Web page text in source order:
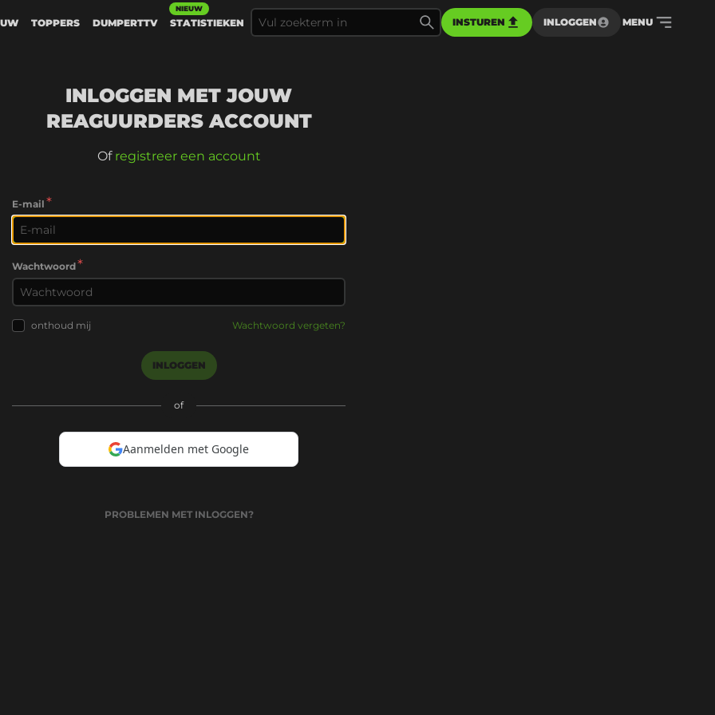
TOPPERS DUMPERTTV STATISTIEKEN
NIEUW
INSTUREN INLOGGEN MENU
INLOGGEN MET JOUW
REAGUURDERS ACCOUNT
Of registreer een account
E-mail *
Wachtwoord*
onthoud mij Wachtwoord vergeten?
INLOGGEN
of
Aanmelden met Google
PROBLEMEN MET INLOGGEN?